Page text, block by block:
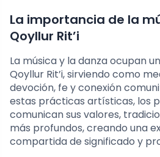
La importancia de la
Qoyllur Rit’i
La música y la danza ocupan
Qoyllur Rit’i, sirviendo como
devoción, fe y conexión
estas prácticas artísticas, los
comunican sus valores,
más profundos, creando una
compartida de significado y